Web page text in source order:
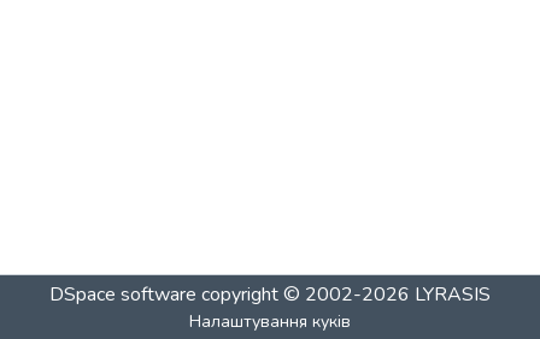
DSpace software copyright © 2002-2026 LYRASIS
Налаштування куків